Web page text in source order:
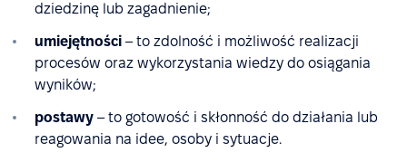
dziedzinę lub zagadnienie;
umiejętności – to zdolność i możliwość realizacji
procesów oraz wykorzystania wiedzy do osiągania
wyników;
postawy – to gotowość i skłonność do działania lub
reagowania na idee, osoby i sytuacje.